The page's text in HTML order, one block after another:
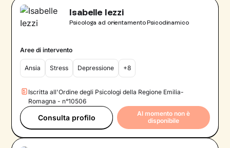
Isabelle Iezzi
Psicologa ad orientamento Psicodinamico
Aree di intervento
Ansia Stress Depressione +8
Iscritta all'Ordine degli Psicologi della Regione Emilia-
Romagna - n°10506
Consulta profilo
Al momento non è
disponibile